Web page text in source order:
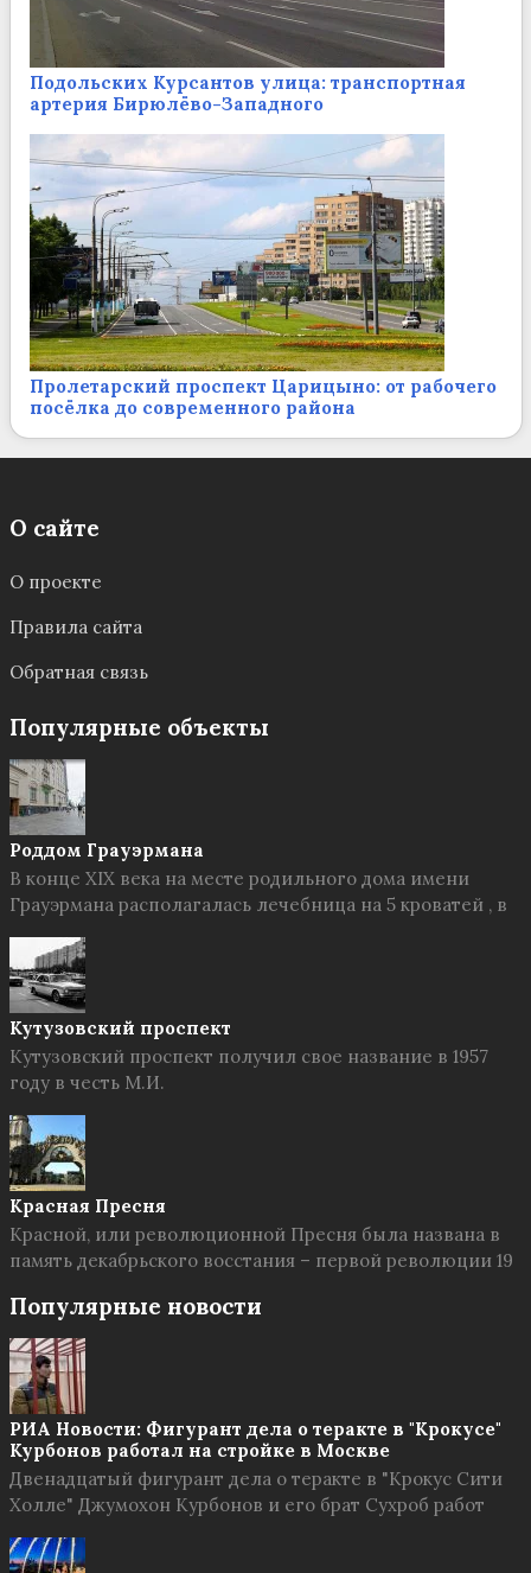
Подольских Курсантов улица: транспортная
артерия Бирюлёво-Западного
Пролетарский проспект Царицыно: от рабочего
посёлка до современного района
О сайте
О проекте
Правила сайта
Обратная связь
Популярные объекты
Роддом Грауэрмана
В конце XIX века на месте родильного дома имени
Грауэрмана располагалась лечебница на 5 кроватей , в
Кутузовский проспект
Кутузовский проспект получил свое название в 1957
году в честь М.И.
Красная Пресня
Красной, или революционной Пресня была названа в
память декабрьского восстания – первой революции 19
Популярные новости
РИА Новости: Фигурант дела о теракте в "Крокусе"
Курбонов работал на стройке в Москве
Двенадцатый фигурант дела о теракте в "Крокус Сити
Холле" Джумохон Курбонов и его брат Сухроб работ